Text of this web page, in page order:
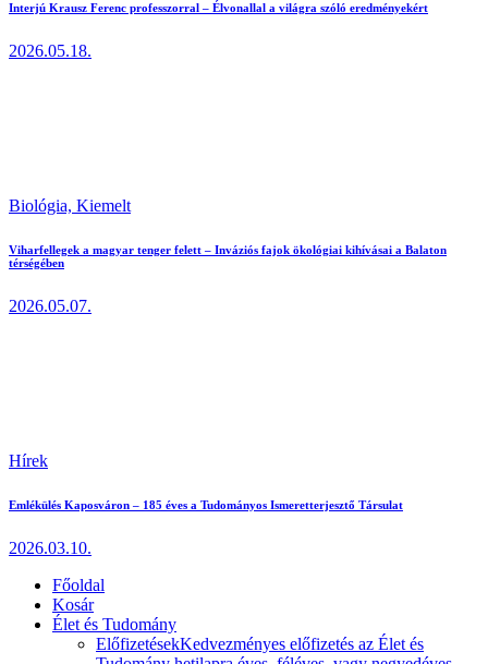
Interjú Krausz Ferenc professzorral – Élvonallal a világra szóló eredményekért
2026.05.18.
Biológia, Kiemelt
Viharfellegek a magyar tenger felett – Inváziós fajok ökológiai kihívásai a Balaton
térségében
2026.05.07.
Hírek
Emlékülés Kaposváron – 185 éves a Tudományos Ismeretterjesztő Társulat
2026.03.10.
Főoldal
Kosár
Élet és Tudomány
ElőfizetésekKedvezményes előfizetés az Élet és